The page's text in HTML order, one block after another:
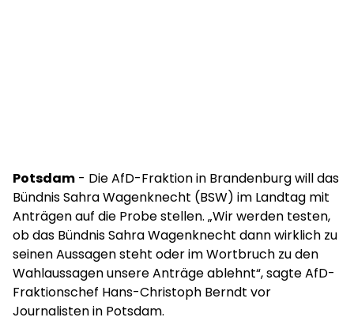
Potsdam - Die AfD-Fraktion in Brandenburg will das
Bündnis Sahra Wagenknecht (BSW) im Landtag mit
Anträgen auf die Probe stellen. „Wir werden testen,
ob das Bündnis Sahra Wagenknecht dann wirklich zu
seinen Aussagen steht oder im Wortbruch zu den
Wahlaussagen unsere Anträge ablehnt“, sagte AfD-
Fraktionschef Hans-Christoph Berndt vor
Journalisten in Potsdam.